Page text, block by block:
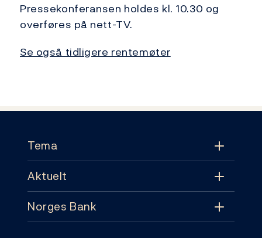
Pressekonferansen holdes kl. 10.30 og
overføres på nett-TV.
Se også tidligere rentemøter
Tema
Tema
Pengepolitikk
Aktuelt
Aktuelt
Norges Bank